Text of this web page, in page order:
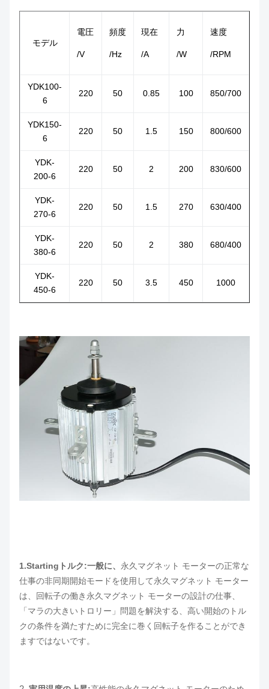
モデル
電圧
/V
頻度
/Hz
現在
/A
力
/W
速度
/RPM
YDK100-
6
220 50 0.85 100 850/700
YDK150-
6
220 50 1.5 150 800/600
YDK-
200-6
220 50 2 200 830/600
YDK-
270-6
220 50 1.5 270 630/400
YDK-
380-6
220 50 2 380 680/400
YDK-
450-6
220 50 3.5 450 1000
1.Startingトルク:一般に、 永久マグネット モーターの正常な
仕事の非同期開始モードを使用して永久マグネット モーター
は、回転子の働き永久マグネット モーターの設計の仕事、
「マラの大きいトロリー」問題を解決する、高い開始のトル
クの条件を満たすために完全に巻く回転子を作ることができ
ますではないです。